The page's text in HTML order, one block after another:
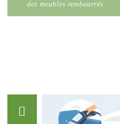
des meubles rembourrés